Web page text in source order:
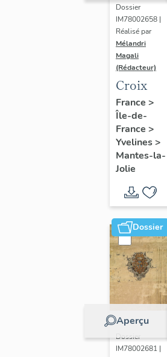
Dossier
IM78002658 |
Réalisé par
Mélandri
Magali
(Rédacteur)
Croix
France >
Île-de-
France >
Yvelines>
Mantes-la-
Jolie
Dossier
Aperçu
Dossier
IM78002681 |